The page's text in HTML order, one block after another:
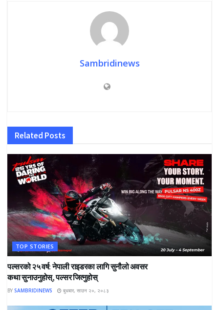
Sambridinews
Related Posts
TOP STORIES
पल्सरको २५ वर्ष: नेपाली राइडरका लागि सुनौलो अवसर
कथा सुनाउनुहोस्, पल्सर जित्नुहोस्
BY SAMBRIDINEWS बुधबार, साउन २०, २०८३